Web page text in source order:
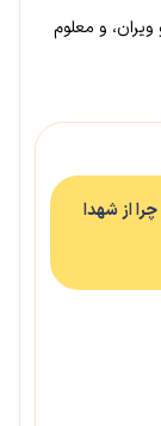
ویران، و معلوم
از شهدا